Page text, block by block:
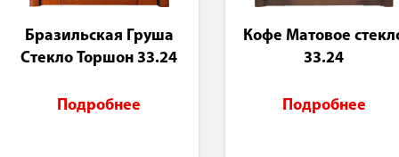
Бразильская Груша
Стекло Торшон 33.24
Подробнее
Кофе Матовое
33.24
Подробнее